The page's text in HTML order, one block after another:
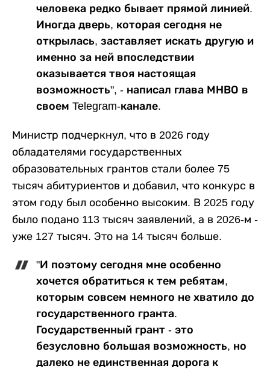
человека редко бывает прямой линией.
Иногда дверь, которая сегодня не
открылась, заставляет искать другую и
именно за ней впоследствии
оказывается твоя настоящая
возможность", - написал глава МНВО в
своем Telegram-канале.
Министр подчеркнул, что в 2026 году
обладателями государственных
образовательных грантов стали более 75
тысяч абитуриентов и добавил, что конкурс в
этом году был особенно высоким. В 2025 году
было подано 113 тысяч заявлений, а в 2026-м -
уже 127 тысяч. Это на 14 тысяч больше.
"И поэтому сегодня мне особенно
хочется обратиться к тем ребятам,
которым совсем немного не хватило до
государственного гранта.
Государственный грант - это
безусловно большая возможность, но
далеко не единственная дорога к